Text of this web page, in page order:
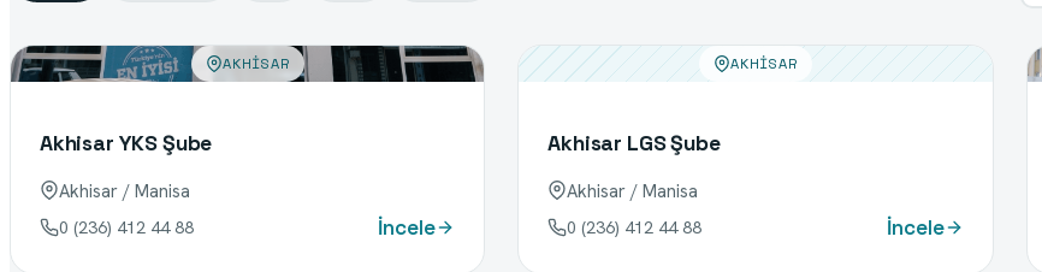
AKHISAR
Akhisar YKS Şube
Akhisar / Manisa
0 (236) 412 44 88 İncele
AKHISAR
Akhisar LGS Şube
Akhisar / Manisa
0 (236) 412 44 88 İncele